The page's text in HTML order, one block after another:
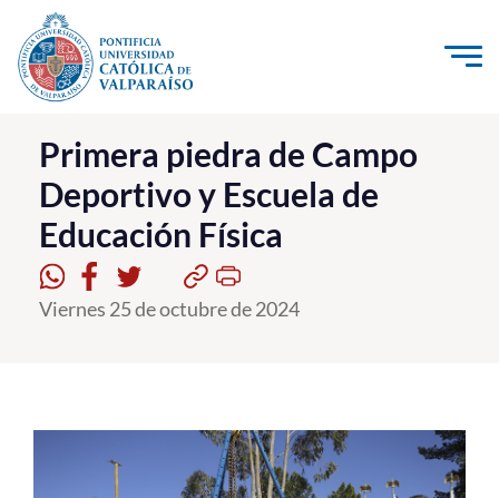
Click acá para ir directamente al contenido
La Universidad
Investigación, Creación e Innovación
PUCV Internacional
Vinculación con el Medio
Formación Continua
Primera piedra de Campo
Deportivo y Escuela de
Educación Física
Viernes 25 de octubre de 2024